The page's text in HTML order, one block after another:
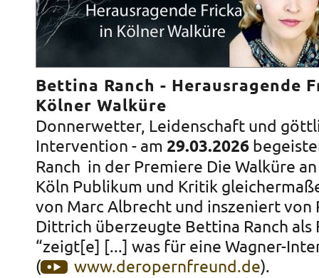
Bettina Ranch - Herausragende
Kölner Walküre
Donnerwetter, Leidenschaft und
Intervention - am 29.03.2026
Ranch in der Premiere Die Walküre
Köln Publikum und Kritik
von Marc Albrecht und inszeniert von
Dittrich überzeugte Bettina Ranch als
“zeigt[e] [...] was für eine Wagner-
(
www.deropernfreund.de).